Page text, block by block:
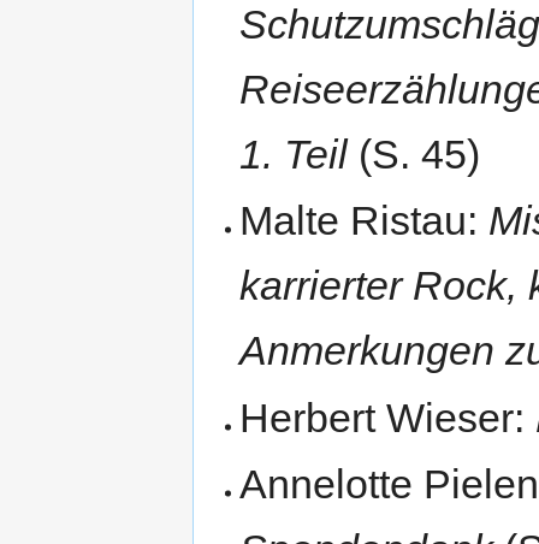
1. Teil(S. 45)
Malte Ristau:
karrierter Rock,
Anmerkungen
Herbert Wieser:
Annelotte